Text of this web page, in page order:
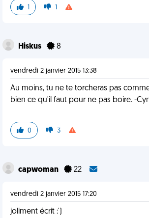
1 1
Hiskus 8
vendredi 2 janvier 2015 13:38
Au moins, tu ne te torcheras pas
bien ce qu'il faut pour ne pas boire. -
0 3
capwoman 22
vendredi 2 janvier 2015 17:20
joliment écrit :')